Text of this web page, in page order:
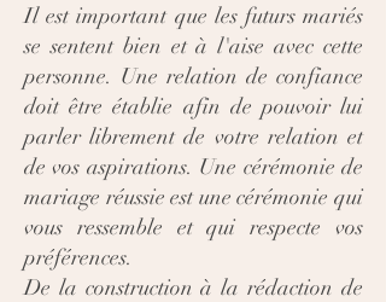
Il est important que les futurs mariés
se sentent bien et à l'aise avec cette
personne. Une relation de confiance
doit être établie afin de pouvoir lui
parler librement de votre relation et
de vos aspirations. Une cérémonie de
mariage réussie est une cérémonie qui
vous ressemble et qui respecte vos
préférences.
De la construction à la rédaction de